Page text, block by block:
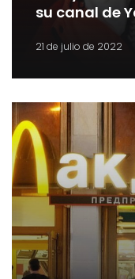
su canal de
21 de julio de 2022